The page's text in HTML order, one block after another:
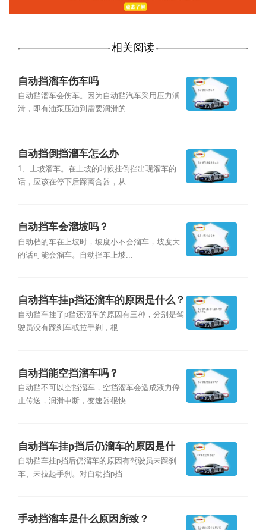
相关阅读
自动挡溜车伤车吗
自动挡溜车会伤车。因为自动挡汽车采用压力润
滑，即有油泵压油到需要润滑的...
自动挡倒挡溜车怎么办
1、上坡溜车。在上坡的时候挂倒挡出现溜车的
话，应该在停下后踩离合器，从...
自动挡车会溜坡吗？
自动档的车在上坡时，坡度小不会溜车，坡度大
的话可能会溜车。自动挡车上坡...
自动挡车挂p挡还溜车的原因是什么？
自动挡车挂了p挡还溜车的原因有三种，分别是驾
驶员没有踩刹车或拉手刹，根...
自动挡能空挡溜车吗？
自动挡不可以空挡溜车，空挡溜车会造成液力停
止传送，润滑中断，变速器很快...
自动挡车挂p挡后仍溜车的原因是什
么？
自动挡车挂p挡后仍溜车的原因有驾驶员未踩刹
车、未拉起手刹。对自动挡p挡...
手动挡溜车是什么原因所致？